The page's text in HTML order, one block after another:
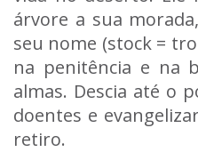
árvore a sua
seu nome (stock =
na penitência e na
almas. Descia até o
doentes e
retiro.